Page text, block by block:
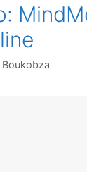
Boukobza